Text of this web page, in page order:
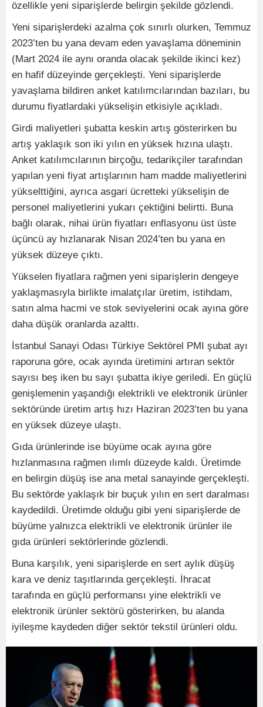
özellikle yeni siparişlerde belirgin şekilde gözlendi.
Yeni siparişlerdeki azalma çok sınırlı olurken, Temmuz
2023’ten bu yana devam eden yavaşlama döneminin
(Mart 2024 ile aynı oranda olacak şekilde ikinci kez)
en hafif düzeyinde gerçekleşti. Yeni siparişlerde
yavaşlama bildiren anket katılımcılarından bazıları, bu
durumu fiyatlardaki yükselişin etkisiyle açıkladı.
Girdi maliyetleri şubatta keskin artış gösterirken bu
artış yaklaşık son iki yılın en yüksek hızına ulaştı.
Anket katılımcılarının birçoğu, tedarikçiler tarafından
yapılan yeni fiyat artışlarının ham madde maliyetlerini
yükselttiğini, ayrıca asgari ücretteki yükselişin de
personel maliyetlerini yukarı çektiğini belirtti. Buna
bağlı olarak, nihai ürün fiyatları enflasyonu üst üste
üçüncü ay hızlanarak Nisan 2024’ten bu yana en
yüksek düzeye çıktı.
Yükselen fiyatlara rağmen yeni siparişlerin dengeye
yaklaşmasıyla birlikte imalatçılar üretim, istihdam,
satın alma hacmi ve stok seviyelerini ocak ayına göre
daha düşük oranlarda azalttı.
İstanbul Sanayi Odası Türkiye Sektörel PMI şubat ayı
raporuna göre, ocak ayında üretimini artıran sektör
sayısı beş iken bu sayı şubatta ikiye geriledi. En güçlü
genişlemenin yaşandığı elektrikli ve elektronik ürünler
sektöründe üretim artış hızı Haziran 2023’ten bu yana
en yüksek düzeye ulaştı.
Gıda ürünlerinde ise büyüme ocak ayına göre
hızlanmasına rağmen ılımlı düzeyde kaldı. Üretimde
en belirgin düşüş ise ana metal sanayinde gerçekleşti.
Bu sektörde yaklaşık bir buçuk yılın en sert daralması
kaydedildi. Üretimde olduğu gibi yeni siparişlerde de
büyüme yalnızca elektrikli ve elektronik ürünler ile
gıda ürünleri sektörlerinde gözlendi.
Buna karşılık, yeni siparişlerde en sert aylık düşüş
kara ve deniz taşıtlarında gerçekleşti. İhracat
tarafında en güçlü performansı yine elektrikli ve
elektronik ürünler sektörü gösterirken, bu alanda
iyileşme kaydeden diğer sektör tekstil ürünleri oldu.